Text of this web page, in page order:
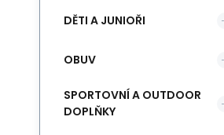
DĚTI A JUNIOŘI
OBUV
SPORTOVNÍ A OUTDOOR
DOPLŇKY